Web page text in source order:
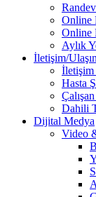
Online
Online
Aylık
İletişim/
İletişim
Hasta
Dahili
Dijital Medya
Video